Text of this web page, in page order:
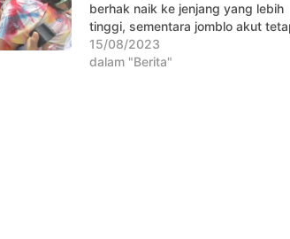
berhak naik ke jenjang yang lebih
tinggi, sementara jomblo akut
galau belum bisa naik ke jenjang
pernikahan. Namun tidak sedikit
15/08/2023
dalam "Berita"